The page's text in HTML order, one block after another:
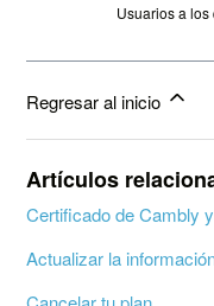
Usuarios a
Regresar al inicio
Artículos
Certificado de Cambly
Actualizar la